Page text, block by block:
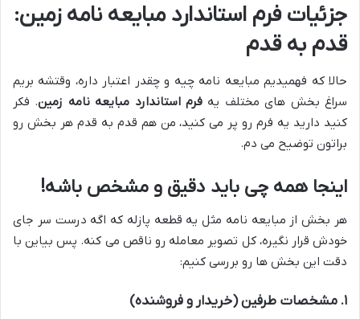
جزئیات فرم استاندارد مبایعه نامه زمین:
قدم به قدم
حالا که فهمیدیم مبایعه نامه چیه و چقدر اعتبار داره، وقتشه بریم
سراغ بخش های مختلف یه فرم استاندارد مبایعه نامه زمین. فکر
کنید دارید یه فرم رو پر می کنید، من هم قدم به قدم هر بخش رو
براتون توضیح می دم.
اینجا همه چی باید دقیق و مشخص باشه!
هر بخش از مبایعه نامه مثل یه قطعه پازله که اگه درست سر جای
خودش قرار نگیره، کل تصویر معامله رو ناقص می کنه. پس بیاین با
دقت این بخش ها رو بررسی کنیم:
۱. مشخصات طرفین (خریدار و فروشنده)